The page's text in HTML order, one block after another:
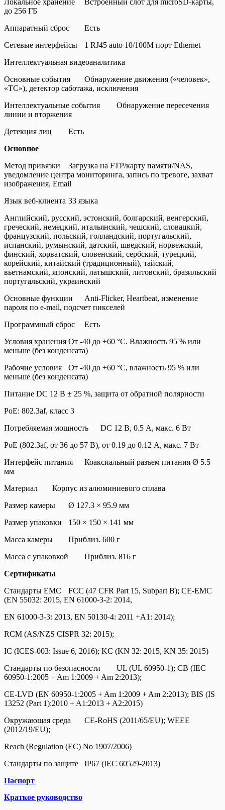
до 256 ГБ
Аппаратный сброс
Есть
Сетевые интерфейсы
1 RJ45 auto 10/100M порт Ethernet
Интеллектуальная видеоаналитика
Основные события
Обнаружение движения («человек»,
«ТС»), детектор саботажа, исключения
Интеллектуальные события
Обнаружение пересечения
линии и вторжения
Детекция лиц
Есть
Основное
Метод привязки
Загрузка на FTP/карту памяти/NAS,
уведомление центра мониторинга, запись по тревоге, захват
изображения, Email
Язык веб-клиента 33 языка
Английский, русский, эстонский, болгарский, венгерский,
греческий, немецкий, итальянский, чешский, словацкий,
французский, польский, голландский, португальский,
испанский, румынский, датский, шведский, норвежский,
финский, хорватский, словенский, сербский, турецкий,
корейский, китайский (традиционный), тайский,
вьетнамский, японский, латышский, литовский, бразильский
португальский, украинский
Основные функции
Anti-Flicker, Heartbeat, изменение
пароля по e-mail, подсчет пикселей
Программный сброс
Есть
Условия хранения От -40 до +60 °C. Влажность 95 % или
меньше (без конденсата)
Рабочие условия
От -40 до +60 °C, влажность 95 % или
меньше (без конденсата)
Питание DC 12 В ± 25 %, защита от обратной полярности
PoE: 802.3af, класс 3
Потребляемая мощность
DC 12 В, 0.5 A, макс. 6 Вт
PoE (802.3af, от 36 до 57 В), от 0.19 до 0.12 A, макс. 7 Вт
Интерфейс питания
Коаксиальный разъем питания Ø 5.5
мм
Материал
Корпус из алюминиевого сплава
Размер камеры
Ø 127.3 × 95.9 мм
Размер упаковки
150 × 150 × 141 мм
Масса камеры
Приблиз. 600 г
Масса с упаковкой
Приблиз. 816 г
Сертификаты
Стандарты EMC
FCC (47 CFR Part 15, Subpart B); CE-EMC
(EN 55032: 2015, EN 61000-3-2: 2014,
EN 61000-3-3: 2013, EN 50130-4: 2011 +A1: 2014);
RCM (AS/NZS CISPR 32: 2015);
IC (ICES-003: Issue 6, 2016); KC (KN 32: 2015, KN 35: 2015)
Стандарты по безопасности
UL (UL 60950-1); CB (IEC
60950-1:2005 + Am 1:2009 + Am 2:2013);
CE-LVD (EN 60950-1:2005 + Am 1:2009 + Am 2:2013); BIS (IS
13252 (Part 1):2010 + A1:2013 + A2:2015)
Окружающая среда
CE-RoHS (2011/65/EU); WEEE
(2012/19/EU);
Reach (Regulation (EC) No 1907/2006)
Стандарты по защите
IP67 (IEC 60529-2013)
Паспорт
Краткое руководство